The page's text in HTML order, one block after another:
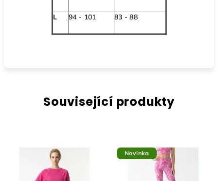
L 94 - 101 83 - 88
Související produkty
Novinka